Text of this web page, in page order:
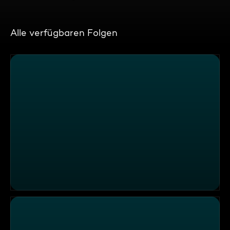
Alle verfügbaren Folgen
Michelinstern statt Weihnachtsstern im "Astra"